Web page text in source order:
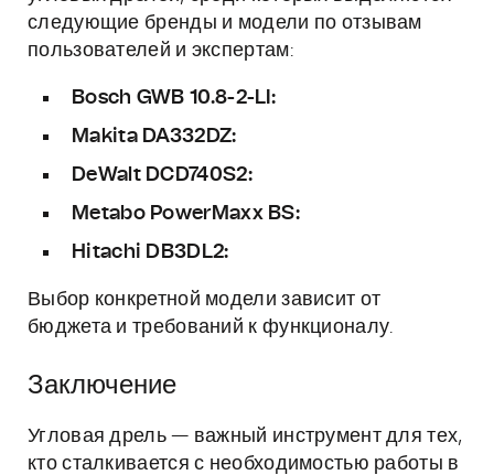
следующие бренды и модели по отзывам
пользователей и экспертам:
Bosch GWB 10.8-2-LI:
Makita DA332DZ:
DeWalt DCD740S2:
Metabo PowerMaxx BS:
Hitachi DB3DL2:
Выбор конкретной модели зависит от
бюджета и требований к функционалу.
Заключение
Угловая дрель — важный инструмент для тех,
кто сталкивается с необходимостью работы в